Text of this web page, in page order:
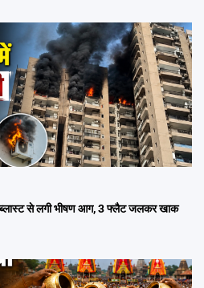
से लगी भीषण आग, 3 फ्लैट जलकर खाक